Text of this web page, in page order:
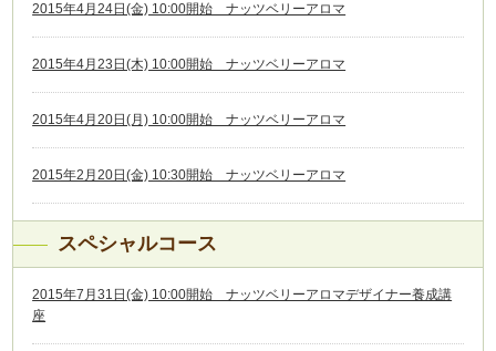
2015年4月24日(金) 10:00開始 ナッツベリーアロマ
2015年4月23日(木) 10:00開始 ナッツベリーアロマ
2015年4月20日(月) 10:00開始 ナッツベリーアロマ
2015年2月20日(金) 10:30開始 ナッツベリーアロマ
スペシャルコース
2015年7月31日(金) 10:00開始 ナッツベリーアロマデザイナー養成講
座